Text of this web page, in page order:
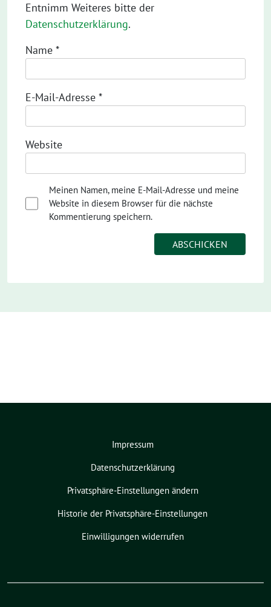
Entnimm Weiteres bitte der
Datenschutzerklärung.
Name *
E-Mail-Adresse *
Website
Meinen Namen, meine E-Mail-Adresse und meine
Website in diesem Browser für die nächste
Kommentierung speichern.
Impressum
Datenschutzerklärung
Privatsphäre-Einstellungen ändern
Historie der Privatsphäre-Einstellungen
Einwilligungen widerrufen